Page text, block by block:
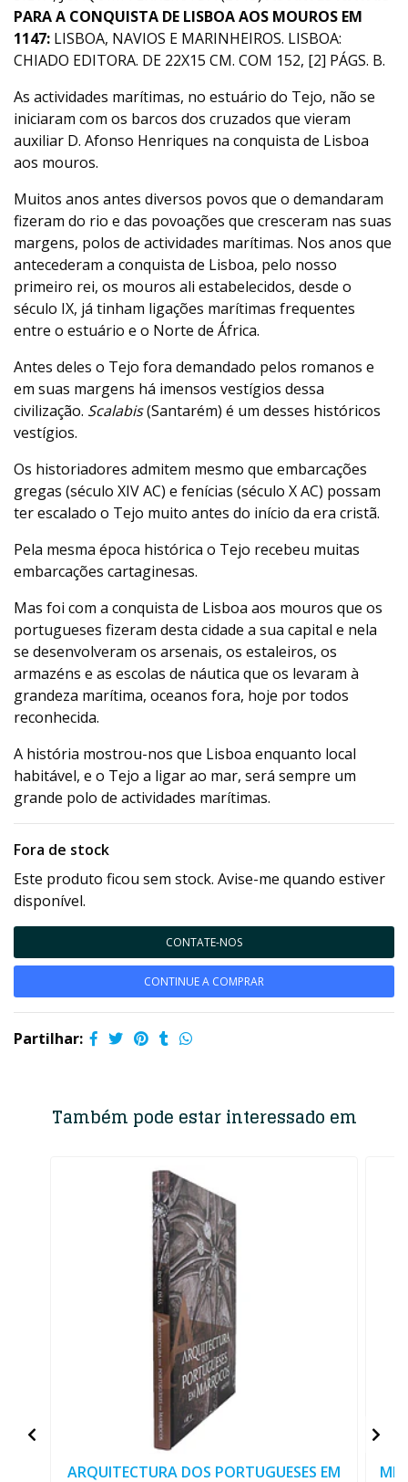
PARA A CONQUISTA DE LISBOA AOS MOUROS EM
1147: LISBOA, NAVIOS E MARINHEIROS. LISBOA:
CHIADO EDITORA. DE 22X15 CM. COM 152, [2] PÁGS. B.
As actividades marítimas, no estuário do Tejo, não se
iniciaram com os barcos dos cruzados que vieram
auxiliar D. Afonso Henriques na conquista de Lisboa
aos mouros.
Muitos anos antes diversos povos que o demandaram
fizeram do rio e das povoações que cresceram nas suas
margens, polos de actividades marítimas. Nos anos que
antecederam a conquista de Lisboa, pelo nosso
primeiro rei, os mouros ali estabelecidos, desde o
século IX, já tinham ligações marítimas frequentes
entre o estuário e o Norte de África.
Antes deles o Tejo fora demandado pelos romanos e
em suas margens há imensos vestígios dessa
civilização. Scalabis(Santarém) é um desses históricos
vestígios.
Os historiadores admitem mesmo que embarcações
gregas (século XIV AC) e fenícias (século X AC) possam
ter escalado o Tejo muito antes do início da era cristã.
Pela mesma época histórica o Tejo recebeu muitas
embarcações cartaginesas.
Mas foi com a conquista de Lisboa aos mouros que os
portugueses fizeram desta cidade a sua capital e nela
se desenvolveram os arsenais, os estaleiros, os
armazéns e as escolas de náutica que os levaram à
grandeza marítima, oceanos fora, hoje por todos
reconhecida.
A história mostrou-nos que Lisboa enquanto local
habitável, e o Tejo a ligar ao mar, será sempre um
grande polo de actividades marítimas.
Fora de stock
Este produto ficou sem stock. Avise-me quando estiver
disponível.
CONTATE-NOS
CONTINUE A COMPRAR
Partilhar:
Também pode estar interessado em
ARQUITECTURA DOS PORTUGUESES EM